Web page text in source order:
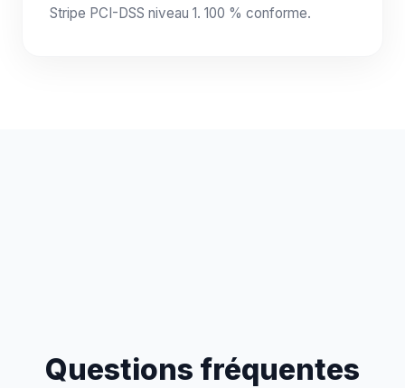
Stripe PCI-DSS niveau 1. 100 % conforme.
Questions fréquentes